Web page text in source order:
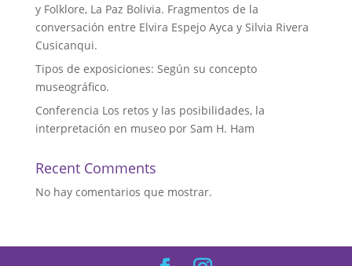
y Folklore, La Paz Bolivia. Fragmentos de la
conversación entre Elvira Espejo Ayca y Silvia Rivera
Cusicanqui.
Tipos de exposiciones: Según su concepto
museográfico.
Conferencia Los retos y las posibilidades, la
interpretación en museo por Sam H. Ham
Recent Comments
No hay comentarios que mostrar.